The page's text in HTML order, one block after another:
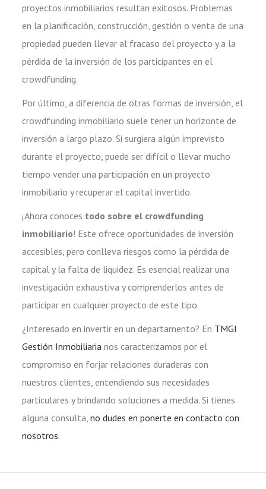
proyectos inmobiliarios resultan exitosos. Problemas
en la planificación, construcción, gestión o venta de una
propiedad pueden llevar al fracaso del proyecto y a la
pérdida de la inversión de los participantes en el
crowdfunding.
Por último, a diferencia de otras formas de inversión, el
crowdfunding inmobiliario suele tener un horizonte de
inversión a largo plazo. Si surgiera algún imprevisto
durante el proyecto, puede ser difícil o llevar mucho
tiempo vender una participación en un proyecto
inmobiliario y recuperar el capital invertido.
¡Ahora conoces todo sobre el crowdfunding
inmobiliario! Este ofrece oportunidades de inversión
accesibles, pero conlleva riesgos como la pérdida de
capital y la falta de liquidez. Es esencial realizar una
investigación exhaustiva y comprenderlos antes de
participar en cualquier proyecto de este tipo.
¿Interesado en invertir en un departamento? En TMGI
Gestión Inmobiliaria nos caracterizamos por el
compromiso en forjar relaciones duraderas con
nuestros clientes, entendiendo sus necesidades
particulares y brindando soluciones a medida. Si tienes
alguna consulta, no dudes en ponerte en contacto con
nosotros.